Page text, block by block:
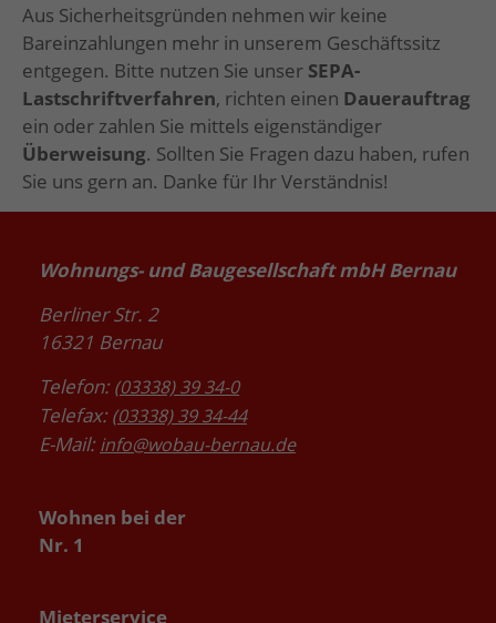
Aus Sicherheitsgründen nehmen wir keine
Bareinzahlungen mehr in unserem Geschäftssitz
entgegen. Bitte nutzen Sie unser SEPA-
Lastschriftverfahren, richten einen Dauerauftrag
ein oder zahlen Sie mittels eigenständiger
Überweisung. Sollten Sie Fragen dazu haben, rufen
Sie uns gern an. Danke für Ihr Verständnis!
Wohnungs- und Baugesellschaft mbH Bernau
Berliner Str. 2
16321 Bernau
Telefon:(03338) 39 34-0
Telefax:(03338) 39 34-44
E-Mail:info@wobau-bernau.de
Wohnen bei der
Nr. 1
Mieterservice